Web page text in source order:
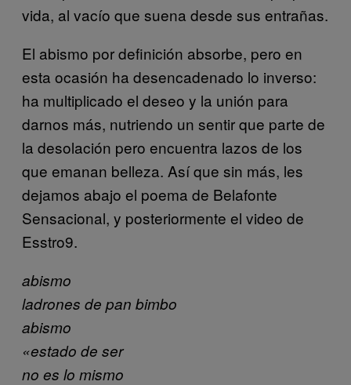
vida, al vacío que suena desde sus entrañas.
El abismo por definición absorbe, pero en
esta ocasión ha desencadenado lo inverso:
ha multiplicado el deseo y la unión para
darnos más, nutriendo un sentir que parte de
la desolación pero encuentra lazos de los
que emanan belleza. Así que sin más, les
dejamos abajo el poema de Belafonte
Sensacional, y posteriormente el video de
Esstro9.
abismo
ladrones de pan bimbo
abismo
«estado de ser
no es lo mismo